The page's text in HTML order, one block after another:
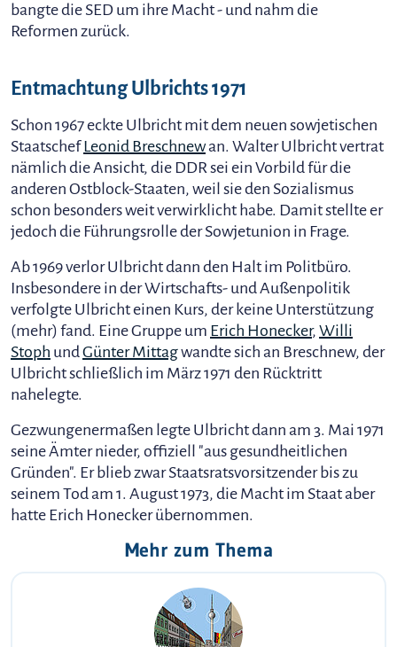
bangte die SED um ihre Macht - und nahm die
Reformen zurück.
Entmachtung Ulbrichts 1971
Schon 1967 eckte Ulbricht mit dem neuen sowjetischen
StaatschefLeonid Breschnewan. Walter Ulbricht vertrat
nämlich die Ansicht, die DDR sei ein Vorbild für die
anderen Ostblock-Staaten, weil sie den Sozialismus
schon besonders weit verwirklicht habe. Damit stellte er
jedoch die Führungsrolle der Sowjetunion in Frage.
Ab 1969 verlor Ulbricht dann den Halt im Politbüro.
Insbesondere in der Wirtschafts- und Außenpolitik
verfolgte Ulbricht einen Kurs, der keine Unterstützung
(mehr) fand. Eine Gruppe um Erich Honecker, Willi
Stoph undGünter Mittagwandte sich an Breschnew, der
Ulbricht schließlich im März 1971 den Rücktritt
nahelegte.
Gezwungenermaßen legte Ulbricht dann am 3. Mai 1971
seine Ämter nieder, offiziell "aus gesundheitlichen
Gründen". Er blieb zwar Staatsratsvorsitzender bis zu
seinem Tod am 1. August 1973, die Macht im Staat aber
hatte Erich Honecker übernommen.
Mehr zum Thema